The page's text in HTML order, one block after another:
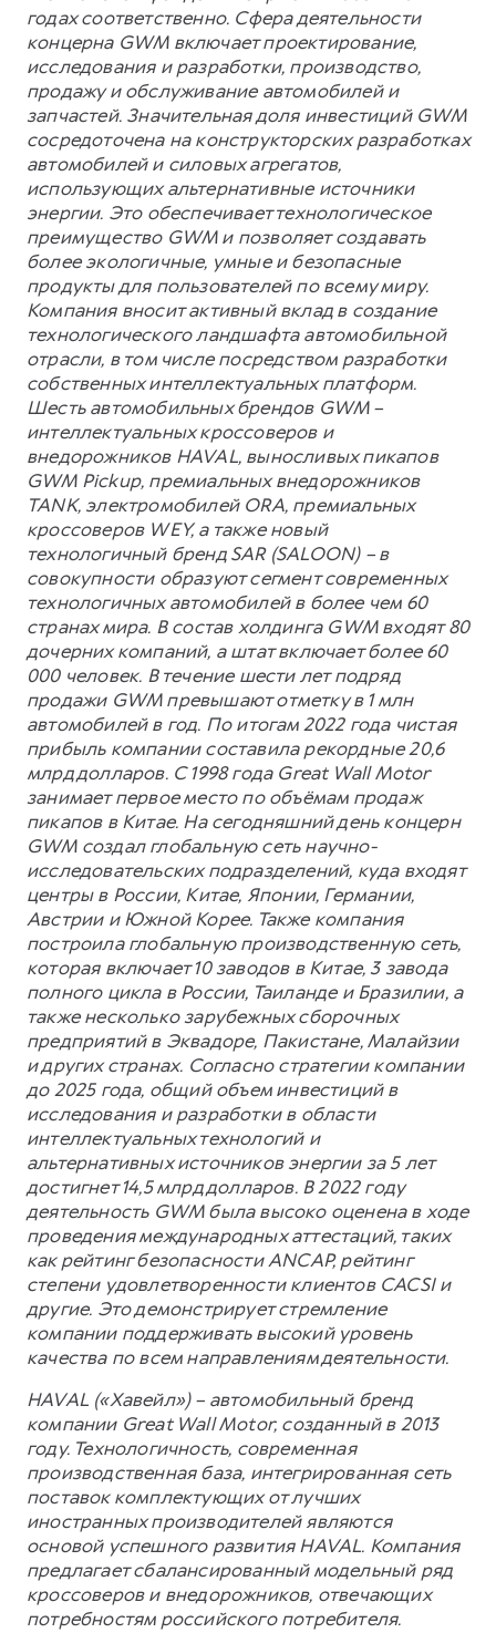
годах соответственно. Сфера деятельности
концерна GWM включает проектирование,
исследования и разработки, производство,
продажу и обслуживание автомобилей и
запчастей. Значительная доля инвестиций GWM
сосредоточена на конструкторских разработках
автомобилей и силовых агрегатов,
использующих альтернативные источники
энергии. Это обеспечивает технологическое
преимущество GWM и позволяет создавать
более экологичные, умные и безопасные
продукты для пользователей по всему миру.
Компания вносит активный вклад в создание
технологического ландшафта автомобильной
отрасли, в том числе посредством разработки
собственных интеллектуальных платформ.
Шесть автомобильных брендов GWM –
интеллектуальных кроссоверов и
внедорожников HAVAL, выносливых пикапов
GWM Pickup, премиальных внедорожников
TANK, электромобилей ORA, премиальных
кроссоверов WEY, а также новый
технологичный бренд SAR (SALOON) – в
совокупности образуют сегмент современных
технологичных автомобилей в более чем 60
странах мира. В состав холдинга GWM входят 80
дочерних компаний, а штат включает более 60
000 человек. В течение шести лет подряд
продажи GWM превышают отметку в 1 млн
автомобилей в год. По итогам 2022 года чистая
прибыль компании составила рекордные 20,6
млрд долларов. С 1998 года Great Wall Motor
занимает первое место по объёмам продаж
пикапов в Китае. На сегодняшний день концерн
GWM создал глобальную сеть научно-
исследовательских подразделений, куда входят
центры в России, Китае, Японии, Германии,
Австрии и Южной Корее. Также компания
построила глобальную производственную сеть,
которая включает 10 заводов в Китае, 3 завода
полного цикла в России, Таиланде и Бразилии, а
также несколько зарубежных сборочных
предприятий в Эквадоре, Пакистане, Малайзии
и других странах. Согласно стратегии компании
до 2025 года, общий объем инвестиций в
исследования и разработки в области
интеллектуальных технологий и
альтернативных источников энергии за 5 лет
достигнет 14,5 млрд долларов. В 2022 году
деятельность GWM была высоко оценена в ходе
проведения международных аттестаций, таких
как рейтинг безопасности ANCAP, рейтинг
степени удовлетворенности клиентов CACSI и
другие. Это демонстрирует стремление
компании поддерживать высокий уровень
качества по всем направлениям деятельности.
HAVAL («Хавейл») – автомобильный бренд
компании Great Wall Motor, созданный в 2013
году. Технологичность, современная
производственная база, интегрированная сеть
поставок комплектующих от лучших
иностранных производителей являются
основой успешного развития HAVAL. Компания
предлагает сбалансированный модельный ряд
кроссоверов и внедорожников, отвечающих
потребностям российского потребителя.